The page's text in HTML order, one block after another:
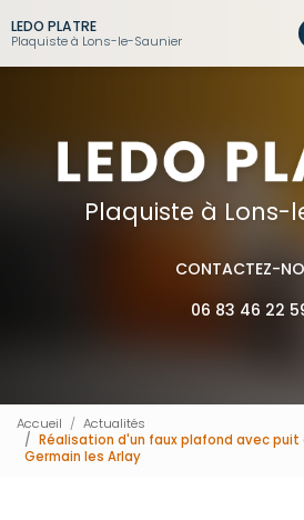
au
contenu
principal
LEDO PLATRE
Plaquiste à Lons-le-Saunier
Plaquiste à Lons-
CONTACTEZ-
06 83 46 22
Accueil
Actualités
Réalisation d'un faux plafond avec puit
Germain les Arlay